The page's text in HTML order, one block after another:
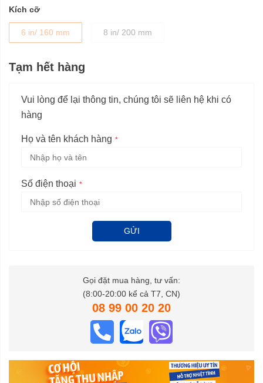
Kích cỡ
6 in/ 160 mm 8 in/ 200 mm
Tạm hết hàng
Vui lòng để lại thông tin, chúng tôi sẽ liên hệ khi có
hàng
Họ và tên khách hàng
Số điện thoại
GỬI
Gọi đặt mua hàng, tư vấn:
(8:00-20:00 kể cả T7, CN)
08 99 00 20 20